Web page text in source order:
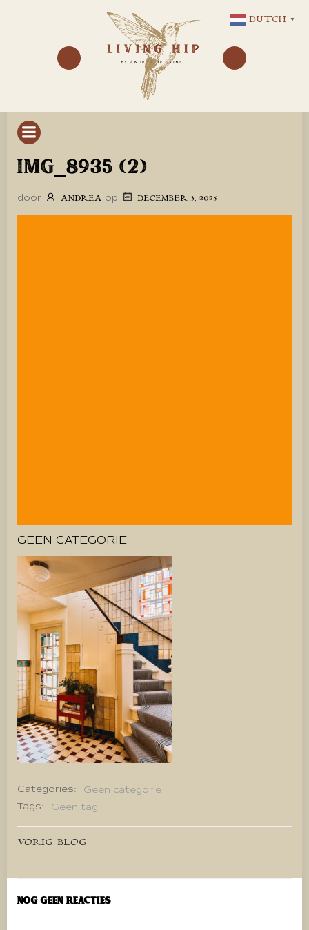
NAAR
DE
INHOUD
IMG_8935 (2)
door ANDREA op DECEMBER 3, 2025
GEEN CATEGORIE
Categories:
Geen categorie
Tags:
Geen tag
Bericht
navigatie
VORIG BLOG
Nog geen reacties
DUTCH ▼